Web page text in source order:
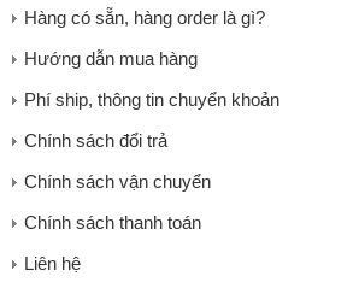
Hàng có sẵn, hàng order là gì?
Hướng dẫn mua hàng
Phí ship, thông tin chuyển khoản
Chính sách đổi trả
Chính sách vận chuyển
Chính sách thanh toán
Liên hệ